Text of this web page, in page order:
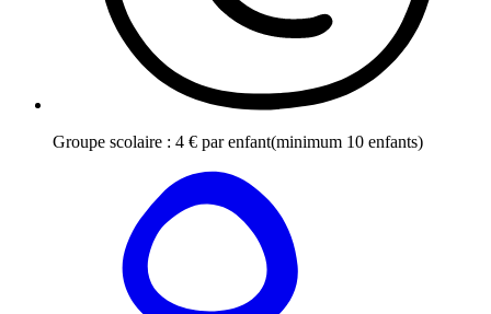
Groupe scolaire : 4 € par enfant(minimum 10 enfants)